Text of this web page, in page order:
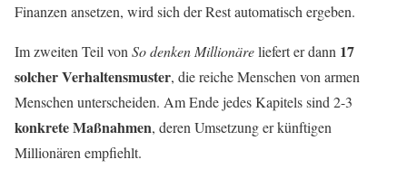
Finanzen ansetzen, wird sich der Rest automatisch ergeben.
Im zweiten Teil von So denken Millionäreliefert er dann 17
solcher Verhaltensmuster, die reiche Menschen von armen
Menschen unterscheiden. Am Ende jedes Kapitels sind 2-3
konkrete Maßnahmen, deren Umsetzung er künftigen
Millionären empfiehlt.